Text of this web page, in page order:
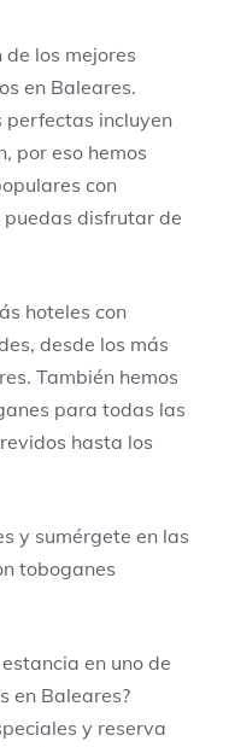
los mejores
en Baleares.
perfectas incluyen
por eso hemos
con
disfrutar de
hoteles con
desde los más
También hemos
para todas las
hasta los
y sumérgete en las
toboganes
en uno de
en Baleares?
y reserva